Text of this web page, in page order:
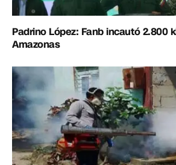
Padrino López: Fanb incautó 2.800
Amazonas